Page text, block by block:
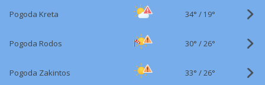
Pogoda Kreta 34° / 19°
Pogoda Rodos 30° /26°
Pogoda Zakintos 33° /26°